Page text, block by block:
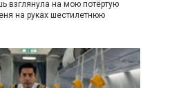
взглянула на мою потёртую
на руках шестилетнюю